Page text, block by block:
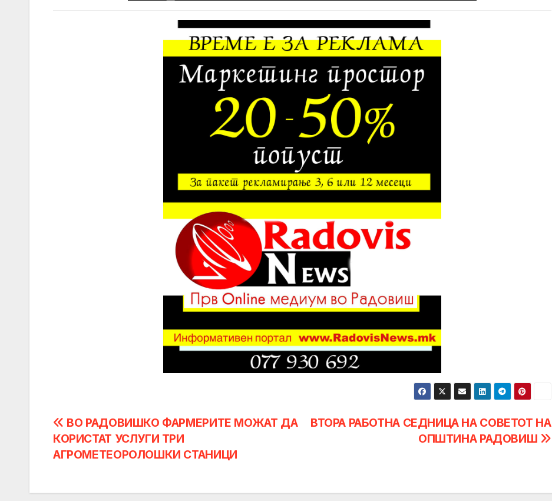
Post
navigation
ВТОРА РАБОТНА СЕДНИЦА НА СОВЕТОТ НА
ОПШТИНА РАДОВИШ
ВО РАДОВИШКО ФАРМЕРИТЕ МОЖАТ ДА
КОРИСТАТ УСЛУГИ ТРИ
АГРОМЕТЕОРОЛОШКИ СТАНИЦИ